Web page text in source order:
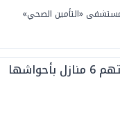
مستشفى «التأمين الصحي»
السيطرة على حريق هائل التهم 6 منازل بأحواشها